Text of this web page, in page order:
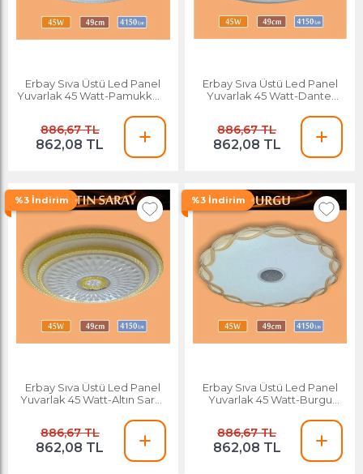
Erbay Sıva Üstü Led Panel
Yuvarlak 45 Watt-Pamukkale
886,67 TL
862,08 TL
Erbay Sıva Üstü Led Panel
Yuvarlak 45 Watt-Dantel
886,67 TL
862,08 TL
%3 İndirim
Erbay Sıva Üstü Led Panel
Yuvarlak 45 Watt-Altın Saray
886,67 TL
862,08 TL
%3 İndirim
Erbay Sıva Üstü Led Panel
Yuvarlak 45 Watt-Burgu
886,67 TL
862,08 TL